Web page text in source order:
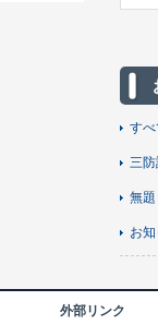
す
三
無題
お
外部リンク